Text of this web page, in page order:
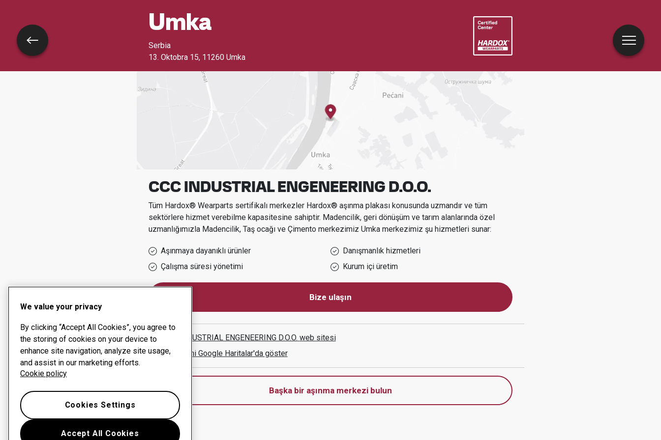
Umka
Serbia
13. Oktobra 15, 11260 Umka
CCC INDUSTRIAL ENGENEERING D.O.O.
Tüm Hardox® Wearparts sertifikalı merkezler Hardox® aşınma plakası konusunda uzmandır ve tüm
sektörlere hizmet verebilme kapasitesine sahiptir. Madencilik, geri dönüşüm ve tarım alanlarında özel
uzmanlığımızla Madencilik, Taş ocağı ve Çimento merkezimiz Umkamerkezimiz şu hizmetleri sunar:
Aşınmaya dayanıklı ürünler
Danışmanlık hizmetleri
Çalışma süresi yönetimi
Kurum içi üretim
Bize ulaşın
CCC INDUSTRIAL ENGENEERING D.O.O. web sitesi
Yol tarifini Google Haritalar'da göster
Başka bir aşınma merkezi bulun
Geri dön
We value your privacy
By clicking “Accept All Cookies”, you agree to
the storing of cookies on your device to
enhance site navigation, analyze site usage,
and assist in our marketing efforts.
Cookie policy
Accept All Cookies
Cookies Settings